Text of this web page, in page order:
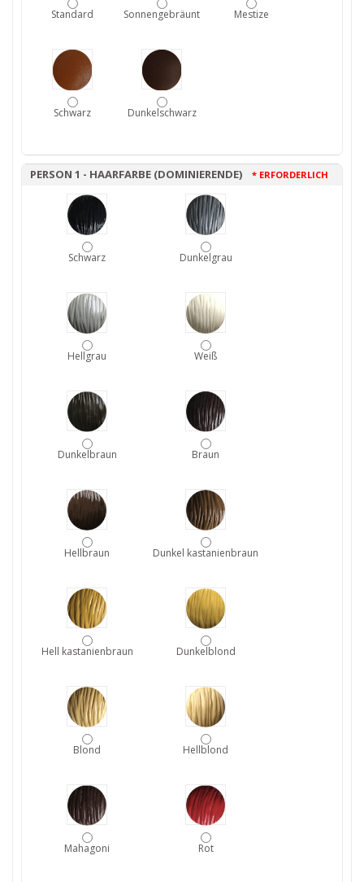
Standard Sonnengebräunt Mestize
Schwarz Dunkelschwarz
PERSON 1 - HAARFARBE (DOMINIERENDE) * ERFORDERLICH
Schwarz Dunkelgrau
Hellgrau Weiß
Dunkelbraun Braun
Hellbraun Dunkel kastanienbraun
Hell kastanienbraun Dunkelblond
Blond Hellblond
Mahagoni Rot